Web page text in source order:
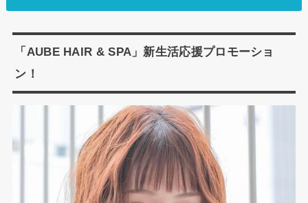
「AUBE HAIR & SPA」新生活応援プロモーショ
ン！